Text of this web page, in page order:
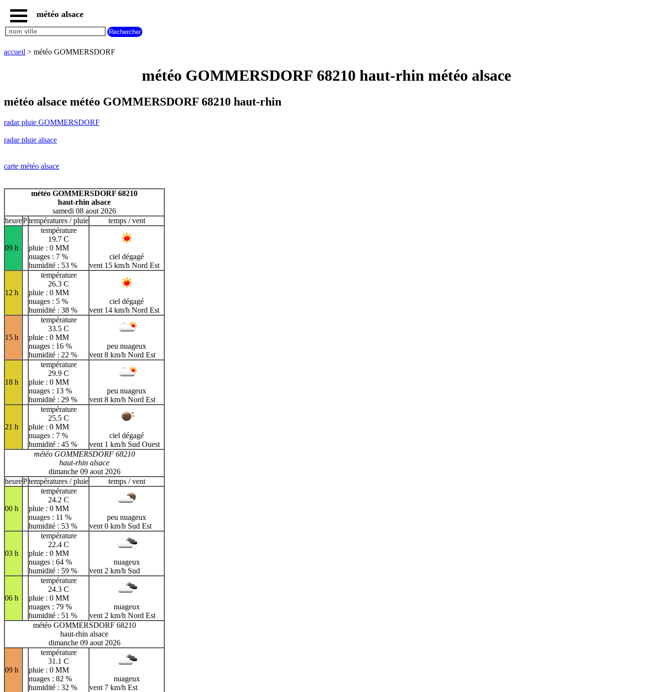
accueil
radar
GOMMERSDORF
radar
pluie
carte
météo
france
villes
F
G
H
I J K L M
N
R S T
U
V
W X Y Z
météo alsace
accueil > météo GOMMERSDORF
météo GOMMERSDORF 68210 haut-rhin météo alsace
météo alsace météo GOMMERSDORF 68210 haut-rhin
radar pluie GOMMERSDORF
radar pluie alsace
carte météo alsace
météo GOMMERSDORF 68210
haut-rhin alsace
samedi 08 aout 2026
heurePtempératures / pluie temps / vent
09 h
température
19.7 C
pluie : 0 MM
nuages : 7 %
humidité : 53 %
ciel dégagé
vent 15 km/h Nord Est
12 h
température
26.3 C
pluie : 0 MM
nuages : 5 %
humidité : 38 %
ciel dégagé
vent 14 km/h Nord Est
15 h
température
33.5 C
pluie : 0 MM
nuages : 16 %
humidité : 22 %
peu nuageux
vent 8 km/h Nord Est
18 h
température
29.9 C
pluie : 0 MM
nuages : 13 %
humidité : 29 %
peu nuageux
vent 8 km/h Nord Est
21 h
température
25.5 C
pluie : 0 MM
nuages : 7 %
humidité : 45 %
ciel dégagé
vent 1 km/h Sud Ouest
météo GOMMERSDORF 68210
haut-rhin alsace
dimanche 09 aout 2026
heurePtempératures / pluie temps / vent
00 h
température
24.2 C
pluie : 0 MM
nuages : 11 %
humidité : 53 %
peu nuageux
vent 0 km/h Sud Est
03 h
température
22.4 C
pluie : 0 MM
nuages : 64 %
humidité : 59 %
nuageux
vent 2 km/h Sud
06 h
température
24.3 C
pluie : 0 MM
nuages : 79 %
humidité : 51 %
nuageux
vent 2 km/h Nord Est
météo GOMMERSDORF 68210
haut-rhin alsace
dimanche 09 aout 2026
09 h
température
31.1 C
pluie : 0 MM
nuages : 82 %
humidité : 32 %
nuageux
vent 7 km/h Est